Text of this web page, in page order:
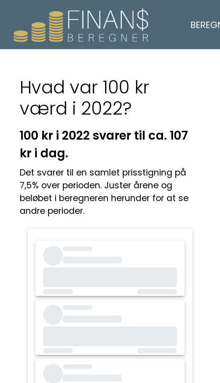
Hvad var 100 kr
værd i 2022?
100 kr i 2022 svarer til ca. 107
kr i dag.
Det svarer til en samlet prisstigning på
7,5% over perioden. Juster årene og
beløbet i beregneren herunder for at se
andre perioder.